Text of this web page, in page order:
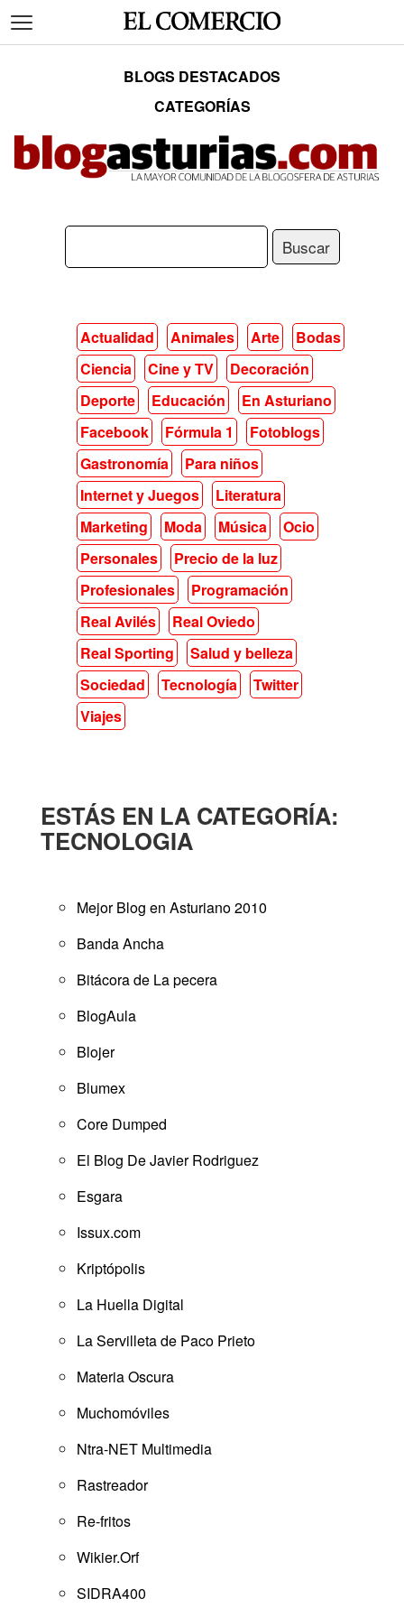
BLOGS DESTACADOS
CATEGORÍAS
Actualidad Animales Arte
Bodas
Ciencia
Cine y TV
Decoración
Deporte
Educación
En Asturiano
Facebook
Fórmula 1
Fotoblogs
Gastronomía
Para niños
Internet y Juegos
Literatura
Marketing
Moda Música
Ocio
Personales
Precio de la luz
Profesionales
Programación
Real Avilés
Real Oviedo
Real Sporting
Salud y belleza
Sociedad
Tecnología
Twitter
Viajes
ESTÁS EN LA CATEGORÍA:
TECNOLOGIA
Mejor Blog en Asturiano 2010
Banda Ancha
Bitácora de La pecera
BlogAula
Blojer
Blumex
Core Dumped
El Blog De Javier Rodriguez
Esgara
Issux.com
Kriptópolis
La Huella Digital
La Servilleta de Paco Prieto
Materia Oscura
Muchomóviles
Ntra-NET Multimedia
Rastreador
Re-fritos
Wikier.Orf
SIDRA400